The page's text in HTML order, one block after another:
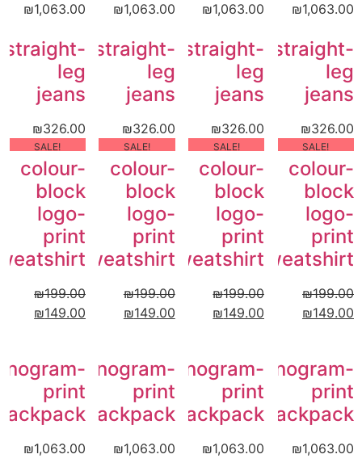
₪1,063.00
straight-
leg
jeans
₪326.00
!SALE
colour-
block
logo-
print
sweatshirt
₪199.00
₪149.00
Monogram-
print
backpack
₪1,063.00
₪1,063.00
straight-
leg
jeans
₪326.00
!SALE
colour-
block
logo-
print
sweatshirt
₪199.00
₪149.00
Monogram-
print
backpack
₪1,063.00
₪1,063.00
straight-
leg
jeans
₪326.00
!SALE
colour-
block
logo-
print
sweatshirt
₪199.00
₪149.00
Monogram-
print
backpack
₪1,063.00
₪1,063.00
straight-
leg
jeans
₪326.00
!SALE
colour-
block
logo-
print
₪199.00
₪149.00
print
₪1,063.00